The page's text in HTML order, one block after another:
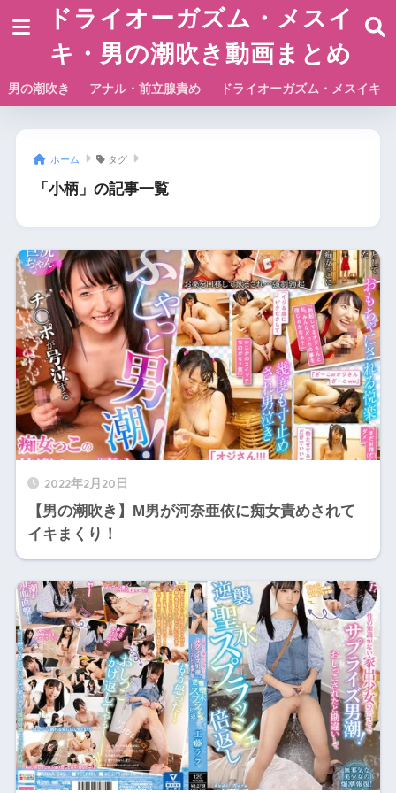
ドライオーガズム・メスイ
キ・男の潮吹き動画まとめ
男の潮吹き アナル・前立腺責め ドライオーガズム・メスイキ
ホーム タグ
「小柄」の記事一覧
2022年2月20日
【男の潮吹き】M男が河奈亜依に痴女責めされて
イキまくり！